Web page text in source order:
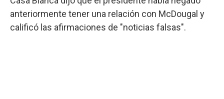
anteriormente tener una relación con McDougal y
calificó las afirmaciones de "noticias falsas".